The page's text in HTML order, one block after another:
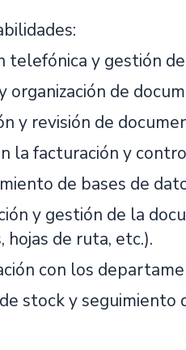
telefónica y gestión
organización de
y revisión de
la facturación y
de bases de
y gestión de la
hojas de ruta, etc.).
con los
stock y seguimiento